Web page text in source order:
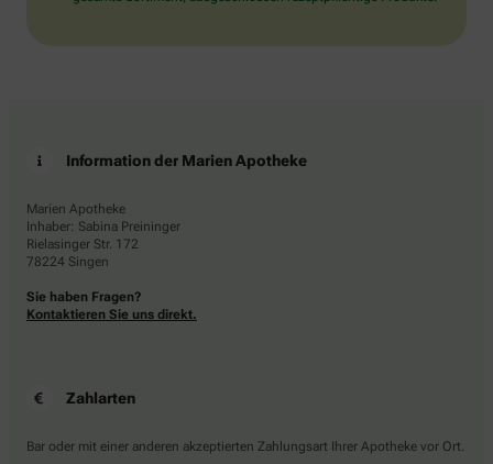
Information der Marien Apotheke
Marien Apotheke
Inhaber: Sabina Preininger
Rielasinger Str. 172
78224 Singen
Sie haben Fragen?
Kontaktieren Sie uns direkt.
Zahlarten
Bar oder mit einer anderen akzeptierten Zahlungsart Ihrer Apotheke vor Ort.